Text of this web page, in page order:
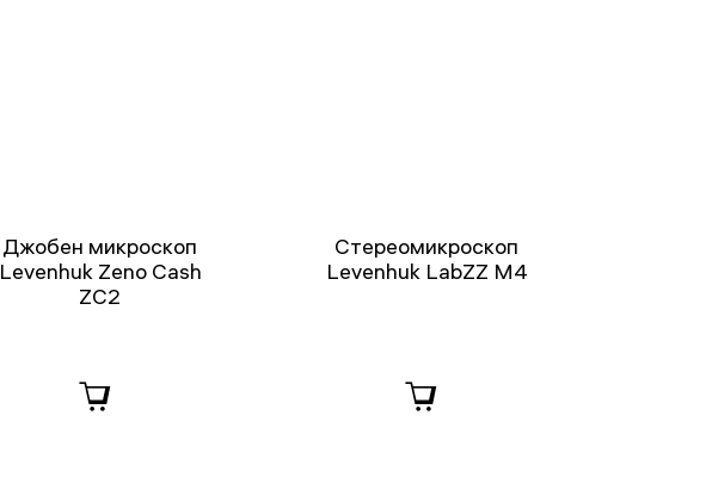
Джобен микроскоп
Levenhuk Zeno Cash
ZC2
Стереомикроскоп
Levenhuk LabZZ M4